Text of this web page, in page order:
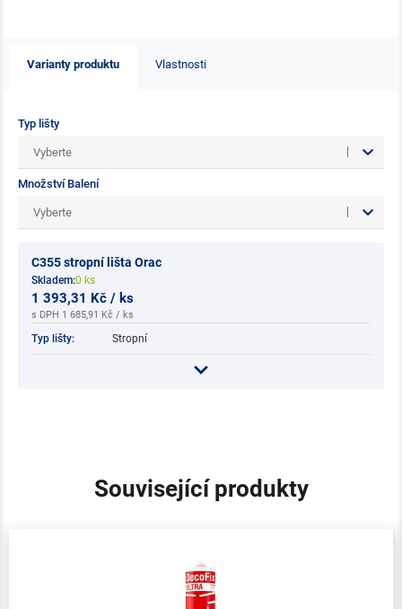
Varianty produktu Vlastnosti
Typ lišty
Vyberte
Množství Balení
Vyberte
C355 stropní lišta Orac
Skladem:0 ks
1 393,31 Kč / ks
s DPH 1 685,91 Kč / ks
Typ lišty: Stropní
Související produkty